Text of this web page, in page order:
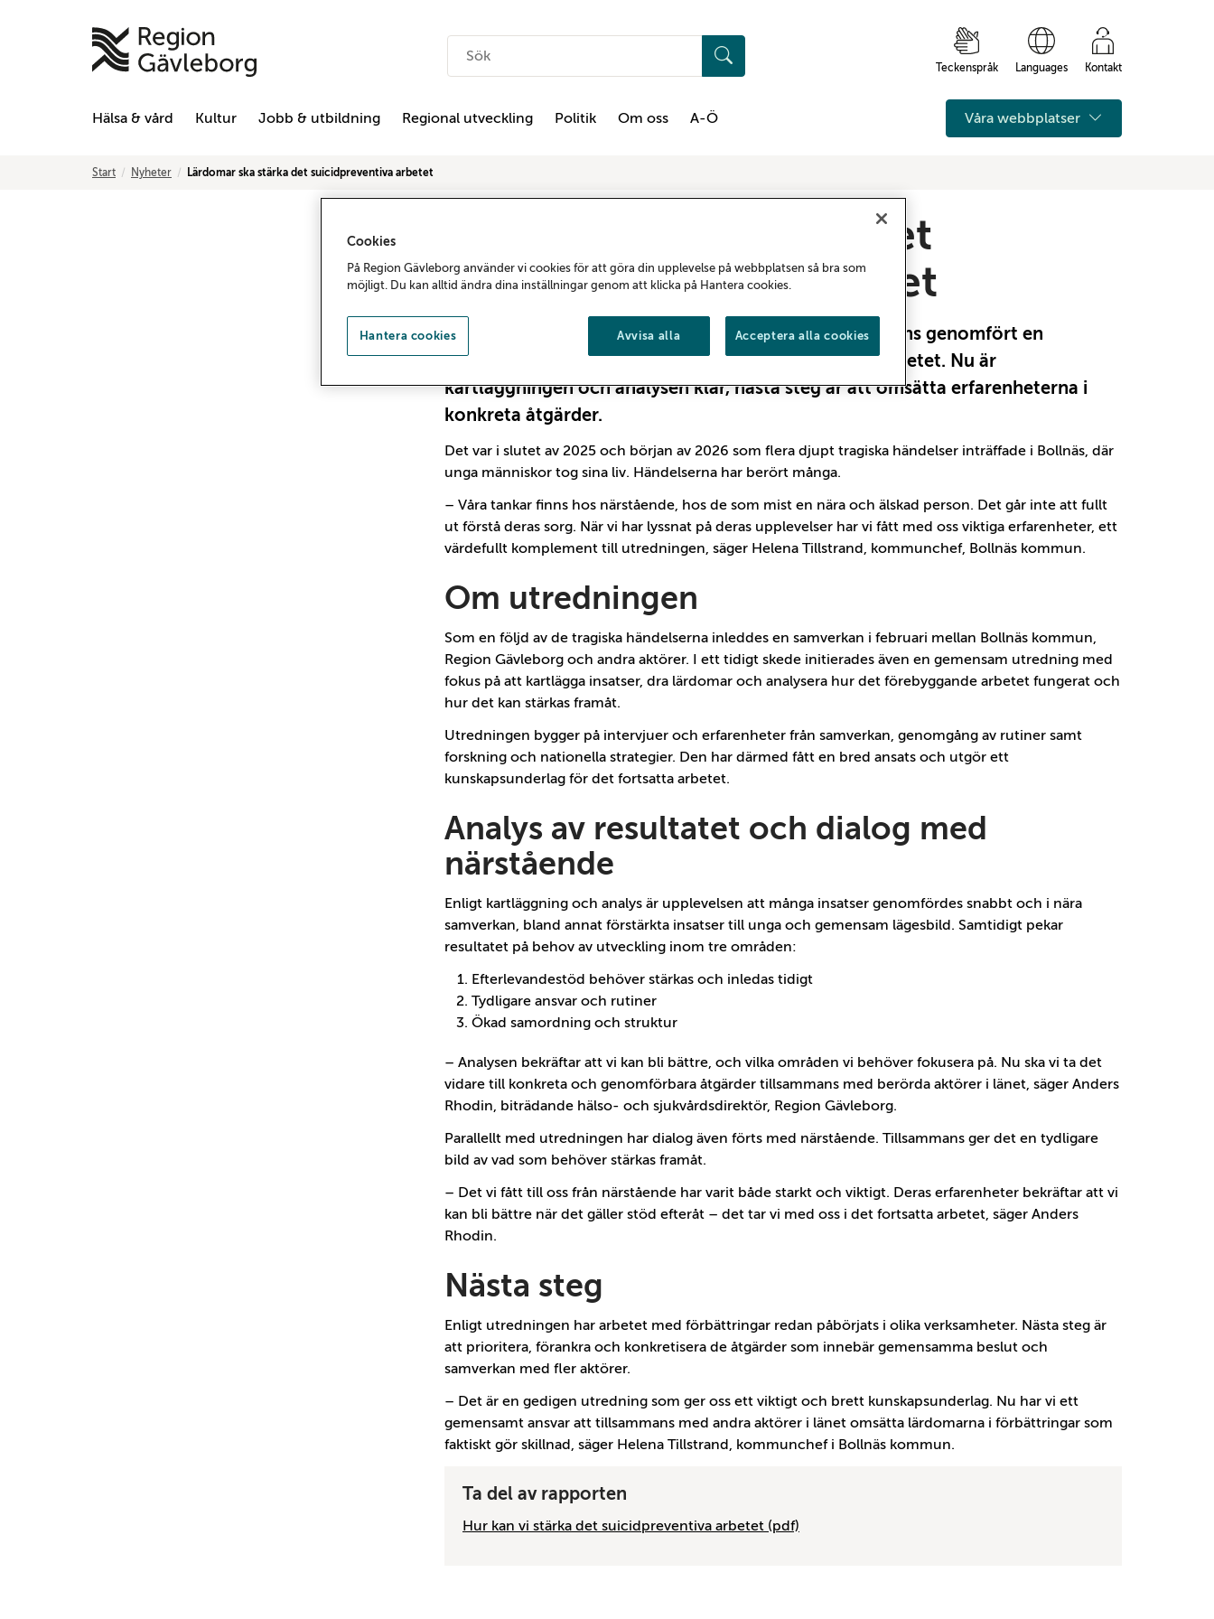
Teckenspråk Languages Kontakt
Hälsa & vård Kultur Jobb & utbildning Regional utveckling Politik Om oss A-Ö Våra webbplatser
Start Nyheter Lärdomar ska stärka det suicidpreventiva arbetet
Lärdomar ska stärka det
suicidpreventiva arbetet
Region Gävleborg och Bollnäs kommun har tillsammans genomfört en
utredning med syfte att stärka det suicidpreventiva arbetet. Nu är
kartläggningen och analysen klar, nästa steg är att omsätta erfarenheterna i
konkreta åtgärder.
Det var i slutet av 2025 och början av 2026 som flera djupt tragiska händelser inträffade i Bollnäs, där
unga människor tog sina liv. Händelserna har berört många.
– Våra tankar finns hos närstående, hos de som mist en nära och älskad person. Det går inte att fullt
ut förstå deras sorg. När vi har lyssnat på deras upplevelser har vi fått med oss viktiga erfarenheter, ett
värdefullt komplement till utredningen, säger Helena Tillstrand, kommunchef, Bollnäs kommun.
Om utredningen
Som en följd av de tragiska händelserna inleddes en samverkan i februari mellan Bollnäs kommun,
Region Gävleborg och andra aktörer. I ett tidigt skede initierades även en gemensam utredning med
fokus på att kartlägga insatser, dra lärdomar och analysera hur det förebyggande arbetet fungerat och
hur det kan stärkas framåt.
Utredningen bygger på intervjuer och erfarenheter från samverkan, genomgång av rutiner samt
forskning och nationella strategier. Den har därmed fått en bred ansats och utgör ett
kunskapsunderlag för det fortsatta arbetet.
Analys av resultatet och dialog med
närstående
Enligt kartläggning och analys är upplevelsen att många insatser genomfördes snabbt och i nära
samverkan, bland annat förstärkta insatser till unga och gemensam lägesbild. Samtidigt pekar
resultatet på behov av utveckling inom tre områden:
Efterlevandestöd behöver stärkas och inledas tidigt
Tydligare ansvar och rutiner
Ökad samordning och struktur
– Analysen bekräftar att vi kan bli bättre, och vilka områden vi behöver fokusera på. Nu ska vi ta det
vidare till konkreta och genomförbara åtgärder tillsammans med berörda aktörer i länet, säger Anders
Rhodin, biträdande hälso- och sjukvårdsdirektör, Region Gävleborg.
Parallellt med utredningen har dialog även förts med närstående. Tillsammans ger det en tydligare
bild av vad som behöver stärkas framåt.
– Det vi fått till oss från närstående har varit både starkt och viktigt. Deras erfarenheter bekräftar att vi
kan bli bättre när det gäller stöd efteråt – det tar vi med oss i det fortsatta arbetet, säger Anders
Rhodin.
Nästa steg
Enligt utredningen har arbetet med förbättringar redan påbörjats i olika verksamheter. Nästa steg är
att prioritera, förankra och konkretisera de åtgärder som innebär gemensamma beslut och
samverkan med fler aktörer.
– Det är en gedigen utredning som ger oss ett viktigt och brett kunskapsunderlag. Nu har vi ett
gemensamt ansvar att tillsammans med andra aktörer i länet omsätta lärdomarna i förbättringar som
faktiskt gör skillnad, säger Helena Tillstrand, kommunchef i Bollnäs kommun.
Ta del av rapporten
Hur kan vi stärka det suicidpreventiva arbetet (pdf)
Cookies
På Region Gävleborg använder vi cookies för att göra din upplevelse på webbplatsen så bra som
möjligt. Du kan alltid ändra dina inställningar genom att klicka på Hantera cookies.
Avvisa alla Acceptera alla cookies
Hantera cookies